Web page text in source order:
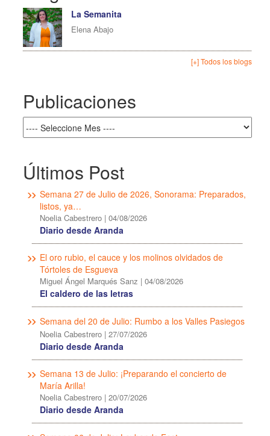
La Semanita
Elena Abajo
[+] Todos los blogs
Publicaciones
Últimos Post
Semana 27 de Julio de 2026, Sonorama: Preparados,
listos, ya…
Noelia Cabestrero | 04/08/2026
Diario desde Aranda
El oro rubio, el cauce y los molinos olvidados de
Tórtoles de Esgueva
Miguel Ángel Marqués Sanz | 04/08/2026
El caldero de las letras
Semana del 20 de Julio: Rumbo a los Valles Pasiegos
Noelia Cabestrero | 27/07/2026
Diario desde Aranda
Semana 13 de Julio: ¡Preparando el concierto de
María Arilla!
Noelia Cabestrero | 20/07/2026
Diario desde Aranda